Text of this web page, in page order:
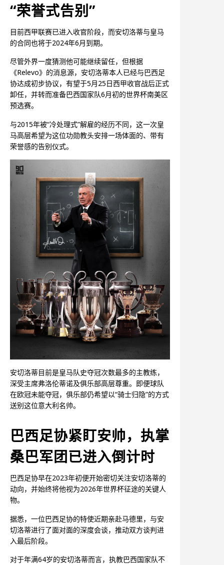
“荣誉式告别”
目前西甲联赛已进入收官阶段，而安切洛蒂与皇马
的合同也将于2024年6月到期。
尽管外界一度猜测他可能继续留任，但根据
《Relevo》的消息源，安切洛蒂本人已经与巴西足
协达成初步协议，有望于5月25日西甲收官战后正式
卸任，并转而准备巴西国家队6月初的世界杯南美区
预选赛。
与2015年被“冷处理式”解雇的经历不同，这一次皇
马高层希望为这位功勋教头安排一场体面的、带有
荣誉感的告别仪式。
安切洛蒂目前是皇马队史夺冠次数最多的主教练，
深受主席弗洛伦蒂诺及俱乐部高层尊重。即便球队
在欧冠未能夺冠，俱乐部仍希望以“骑士归隐”的方式
送别这位意大利名帅。
巴西足协紧盯安帅，执掌
桑巴军团已进入倒计时
巴西足协早在2023年初便开始密切关注安切洛蒂的
动向，并始终将他视为2026年世界杯征途的关键人
物。
据悉，一位巴西足协的特使近期亲赴马德里，与安
切洛蒂进行了面对面的深度会谈，推动双方谈判进
入最后阶段。
对于年满64岁的安切洛蒂而言，执教巴西国家队不